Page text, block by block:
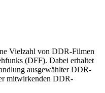
Vielzahl von DDR-Filmen
(DFF). Dabei erhaltet
ausgewählter DDR-
mitwirkenden DDR-